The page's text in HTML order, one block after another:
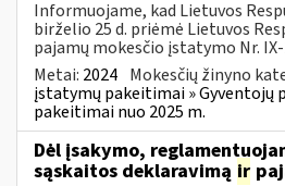
Informuojame, kad Lietuvos
birželio 25 d. priėmė Lietuvos
pajamų mokesčio įstatymo Nr.
Metai: 2024 Mokesčių žinyno
įstatymų pakeitimai » Gyventojų
pakeitimai nuo 2025 m.
Dėl įsakymo,
sąskaitos deklaravimą ir